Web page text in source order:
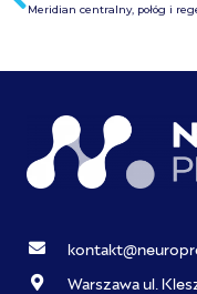
Warszawa ul.